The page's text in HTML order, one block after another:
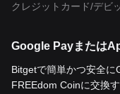
クレジットカード/デビ
Google Payまたは
Bitgetで簡単かつ安全
FREEdom Coinに交換